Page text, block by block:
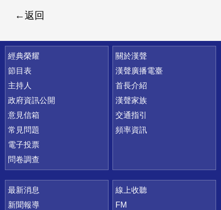
返回
快速連結
經典榮耀
節目表
主持人
政府資訊公開
意見信箱
常見問題
電子投票
問卷調查
關於漢聲
漢聲廣播電臺
首長介紹
漢聲家族
交通指引
頻率資訊
最新消息
新聞報導
線上收聽
FM